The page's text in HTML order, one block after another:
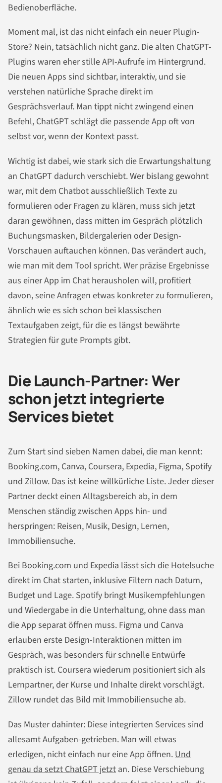
Bedienoberfläche.
Moment mal, ist das nicht einfach ein neuer Plugin-
Store? Nein, tatsächlich nicht ganz. Die alten ChatGPT-
Plugins waren eher stille API-Aufrufe im Hintergrund.
Die neuen Apps sind sichtbar, interaktiv, und sie
verstehen natürliche Sprache direkt im
Gesprächsverlauf. Man tippt nicht zwingend einen
Befehl, ChatGPT schlägt die passende App oft von
selbst vor, wenn der Kontext passt.
Wichtig ist dabei, wie stark sich die Erwartungshaltung
an ChatGPT dadurch verschiebt. Wer bislang gewohnt
war, mit dem Chatbot ausschließlich Texte zu
formulieren oder Fragen zu klären, muss sich jetzt
daran gewöhnen, dass mitten im Gespräch plötzlich
Buchungsmasken, Bildergalerien oder Design-
Vorschauen auftauchen können. Das verändert auch,
wie man mit dem Tool spricht. Wer präzise Ergebnisse
aus einer App im Chat herausholen will, profitiert
davon, seine Anfragen etwas konkreter zu formulieren,
ähnlich wie es sich schon bei klassischen
Textaufgaben zeigt, für die es längst bewährte
Strategien für gute Prompts gibt.
Die Launch-Partner: Wer
schon jetzt integrierte
Services bietet
Zum Start sind sieben Namen dabei, die man kennt:
Booking.com, Canva, Coursera, Expedia, Figma, Spotify
und Zillow. Das ist keine willkürliche Liste. Jeder dieser
Partner deckt einen Alltagsbereich ab, in dem
Menschen ständig zwischen Apps hin- und
herspringen: Reisen, Musik, Design, Lernen,
Immobiliensuche.
Bei Booking.com und Expedia lässt sich die Hotelsuche
direkt im Chat starten, inklusive Filtern nach Datum,
Budget und Lage. Spotify bringt Musikempfehlungen
und Wiedergabe in die Unterhaltung, ohne dass man
die App separat öffnen muss. Figma und Canva
erlauben erste Design-Interaktionen mitten im
Gespräch, was besonders für schnelle Entwürfe
praktisch ist. Coursera wiederum positioniert sich als
Lernpartner, der Kurse und Inhalte direkt vorschlägt.
Zillow rundet das Bild mit Immobiliensuche ab.
Das Muster dahinter: Diese integrierten Services sind
allesamt Aufgaben-getrieben. Man will etwas
erledigen, nicht einfach nur eine App öffnen.Und
genau da setzt ChatGPT jetzt an. Diese Verschiebung